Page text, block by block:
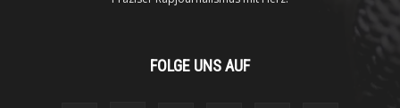
FOLGE UNS AUF